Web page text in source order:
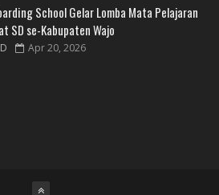
School Gelar Lomba Mata Pelajaran
SD se-Kabupaten Wajo
Apr 20, 2026